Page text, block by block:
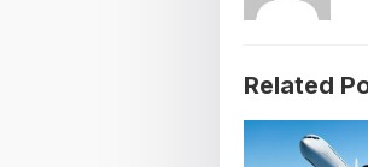
Related